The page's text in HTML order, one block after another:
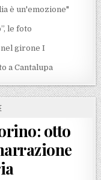
è un'emozione"
le foto
nel girone I
a Cantalupa
otto